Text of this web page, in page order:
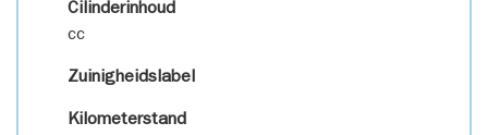
Cilinderinhoud
cc
Zuinigheidslabel
Kilometerstand